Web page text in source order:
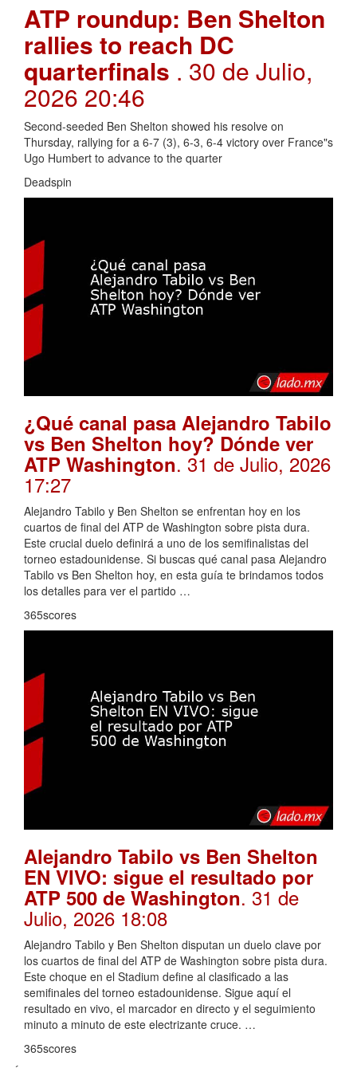
ATP roundup: Ben Shelton
rallies to reach DC
quarterfinals . 30 de Julio,
2026 20:46
Second-seeded Ben Shelton showed his resolve on
Thursday, rallying for a 6-7 (3), 6-3, 6-4 victory over France"s
Ugo Humbert to advance to the quarter
Deadspin
¿Qué canal pasa Alejandro Tabilo
vs Ben Shelton hoy? Dónde ver
ATP Washington. 31 de Julio, 2026
17:27
Alejandro Tabilo y Ben Shelton se enfrentan hoy en los
cuartos de final del ATP de Washington sobre pista dura.
Este crucial duelo definirá a uno de los semifinalistas del
torneo estadounidense. Si buscas qué canal pasa Alejandro
Tabilo vs Ben Shelton hoy, en esta guía te brindamos todos
los detalles para ver el partido …
365scores
Alejandro Tabilo vs Ben Shelton
EN VIVO: sigue el resultado por
ATP 500 de Washington. 31 de
Julio, 2026 18:08
Alejandro Tabilo y Ben Shelton disputan un duelo clave por
los cuartos de final del ATP de Washington sobre pista dura.
Este choque en el Stadium define al clasificado a las
semifinales del torneo estadounidense. Sigue aquí el
resultado en vivo, el marcador en directo y el seguimiento
minuto a minuto de este electrizante cruce. …
365scores